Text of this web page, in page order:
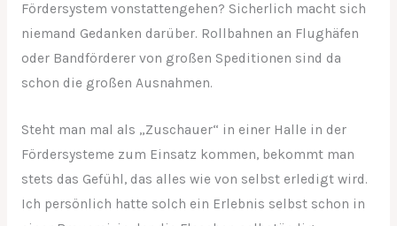
Fördersystem vonstattengehen? Sicherlich macht sich
niemand Gedanken darüber. Rollbahnen an Flughäfen
oder Bandförderer von großen Speditionen sind da
schon die großen Ausnahmen.
Steht man mal als „Zuschauer“ in einer Halle in der
Fördersysteme zum Einsatz kommen, bekommt man
stets das Gefühl, das alles wie von selbst erledigt wird.
Ich persönlich hatte solch ein Erlebnis selbst schon in